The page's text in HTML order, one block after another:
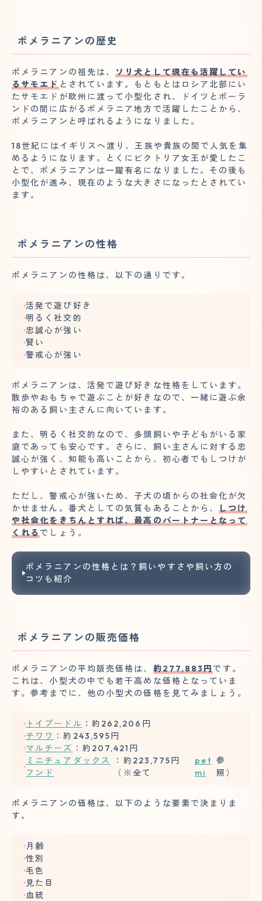
ポメラニアンの歴史
ポメラニアンの祖先は、
ソリ犬として現在も活躍してい
るサモエド とされています。もともとはロシア北部にい
たサモエドが欧州に渡って小型化され、ドイツとポーラ
ンドの間に広がるポメラニア地方で活躍したことから、
ポメラニアンと呼ばれるようになりました。
18世紀にはイギリスへ渡り、王族や貴族の間で人気を集
めるようになります。とくにビクトリア女王が愛したこ
とで、ポメラニアンは一躍有名になりました。その後も
小型化が進み、現在のような大きさになったとされてい
ます。
ポメラニアンの性格
ポメラニアンの性格は、以下の通りです。
活発で遊び好き
明るく社交的
忠誠心が強い
賢い
警戒心が強い
ポメラニアンは、活発で遊び好きな性格をしています。
散歩やおもちゃで遊ぶことが好きなので、一緒に遊ぶ余
裕のある飼い主さんに向いています。
また、明るく社交的なので、多頭飼いや子どもがいる家
庭であっても安心です。さらに、飼い主さんに対する忠
誠心が強く、知能も高いことから、初心者でもしつけが
しやすいとされています。
ただし、警戒心が強いため、子犬の頃からの社会化が欠
かせません。番犬としての気質もあることから、
しつけ
や社会化をきちんとすれば、最高のパートナーとなって
くれる でしょう。
ポメラニアンの性格とは？飼いやすさや飼い方の
コツも紹介
ポメラニアンの販売価格
ポメラニアンの平均販売価格は、 約277,883円 です。
これは、小型犬の中でも若干高めな価格となっていま
す。参考までに、他の小型犬の価格を見てみましょう。
トイプードル ：約262,206円
チワワ ：約243,595円
マルチーズ ：約207,421円
ミニチュアダックス
フンド
：約223,775円
（※全て
pet
mi
参
照）
ポメラニアンの価格は、以下のような要素で決まりま
す。
月齢
性別
毛色
見た目
血統